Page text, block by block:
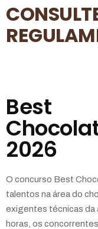
Best
2026
O concurso Best
talentos na área do
exigentes técnicas da
horas, os